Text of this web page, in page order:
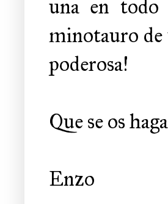
una en todo
minotauro de
poderosa!
Que se os
Enzo